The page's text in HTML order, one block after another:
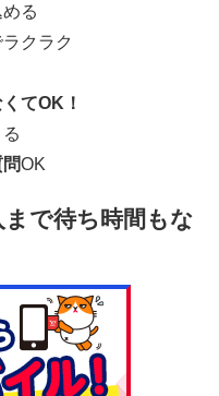
る
クラク
てOK！
OK
まで待ち時間もな